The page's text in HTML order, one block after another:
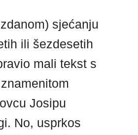
sjećanju
ili šezdesetih
mali tekst s
Josipu
No, usprkos